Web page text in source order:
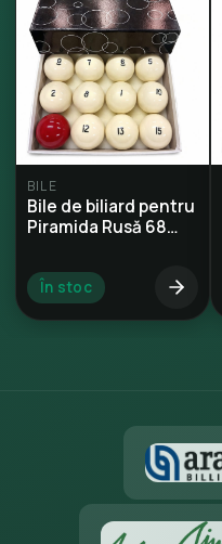
BILE
Bile de biliard pentru
Piramida Rusă 68
În stoc